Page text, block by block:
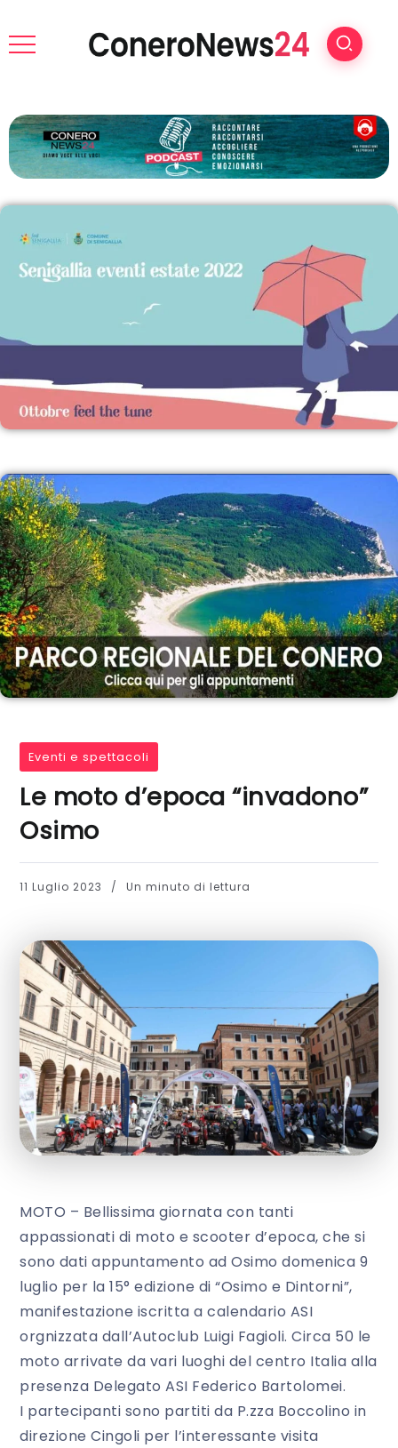
Eventi e spettacoli
Le moto d’epoca “invadono”
Osimo
11 Luglio 2023 Un minuto di lettura
MOTO – Bellissima giornata con tanti
appassionati di moto e scooter d’epoca, che si
sono dati appuntamento ad Osimo domenica 9
luglio per la 15° edizione di “Osimo e Dintorni”,
manifestazione iscritta a calendario ASI
orgnizzata dall’Autoclub Luigi Fagioli. Circa 50 le
moto arrivate da vari luoghi del centro Italia alla
presenza Delegato ASI Federico Bartolomei.
I partecipanti sono partiti da P.zza Boccolino in
direzione Cingoli per l’interessante visita